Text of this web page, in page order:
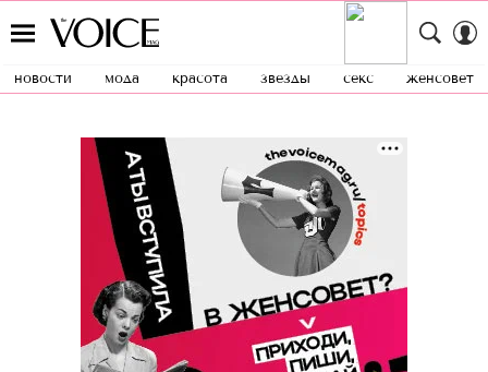
новости мода красота звезды секс женсовет